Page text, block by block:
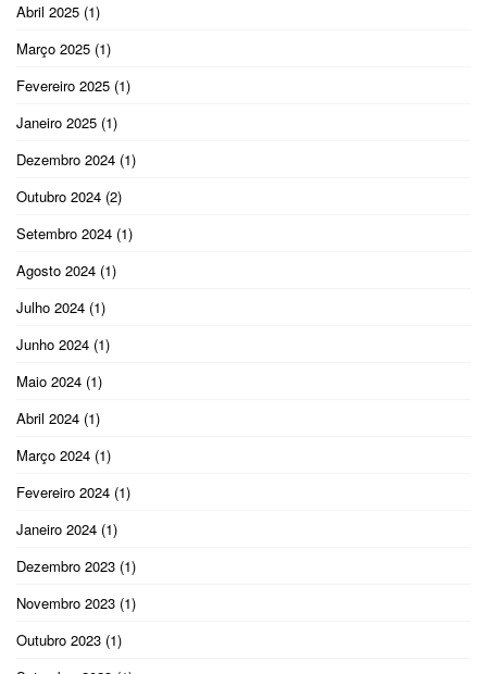
Abril 2025 (1)
Março 2025 (1)
Fevereiro 2025 (1)
Janeiro 2025 (1)
Dezembro 2024 (1)
Outubro 2024 (2)
Setembro 2024 (1)
Agosto 2024 (1)
Julho 2024 (1)
Junho 2024 (1)
Maio 2024 (1)
Abril 2024 (1)
Março 2024 (1)
Fevereiro 2024 (1)
Janeiro 2024 (1)
Dezembro 2023 (1)
Novembro 2023 (1)
Outubro 2023 (1)